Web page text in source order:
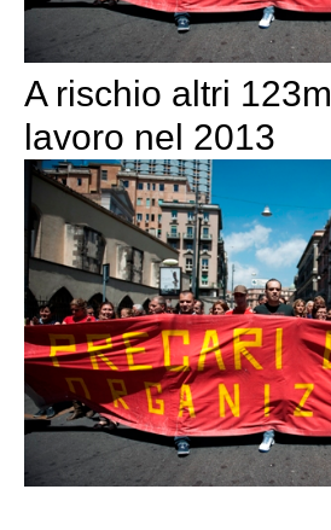
A rischio altri
lavoro nel 2013